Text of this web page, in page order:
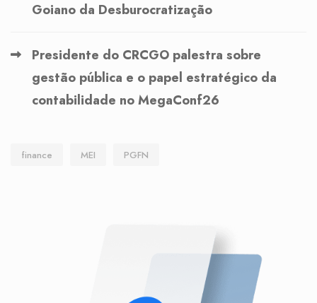
Goiano da Desburocratização
Presidente do CRCGO palestra sobre
gestão pública e o papel estratégico da
contabilidade no MegaConf26
finance MEI PGFN